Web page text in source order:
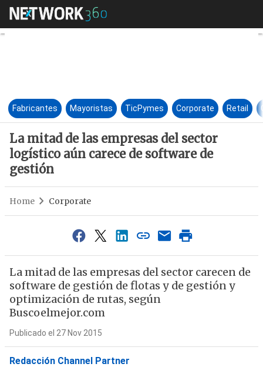
La mitad de las empresas
Fabricantes Mayoristas TicPymes Corporate Retail
La mitad de las empresas del sector
logístico aún carece de software de
gestión
Home Corporate
La mitad de las empresas del sector carecen de
software de gestión de flotas y de gestión y
optimización de rutas, según
Buscoelmejor.com
Publicado el 27 Nov 2015
Redacción Channel Partner